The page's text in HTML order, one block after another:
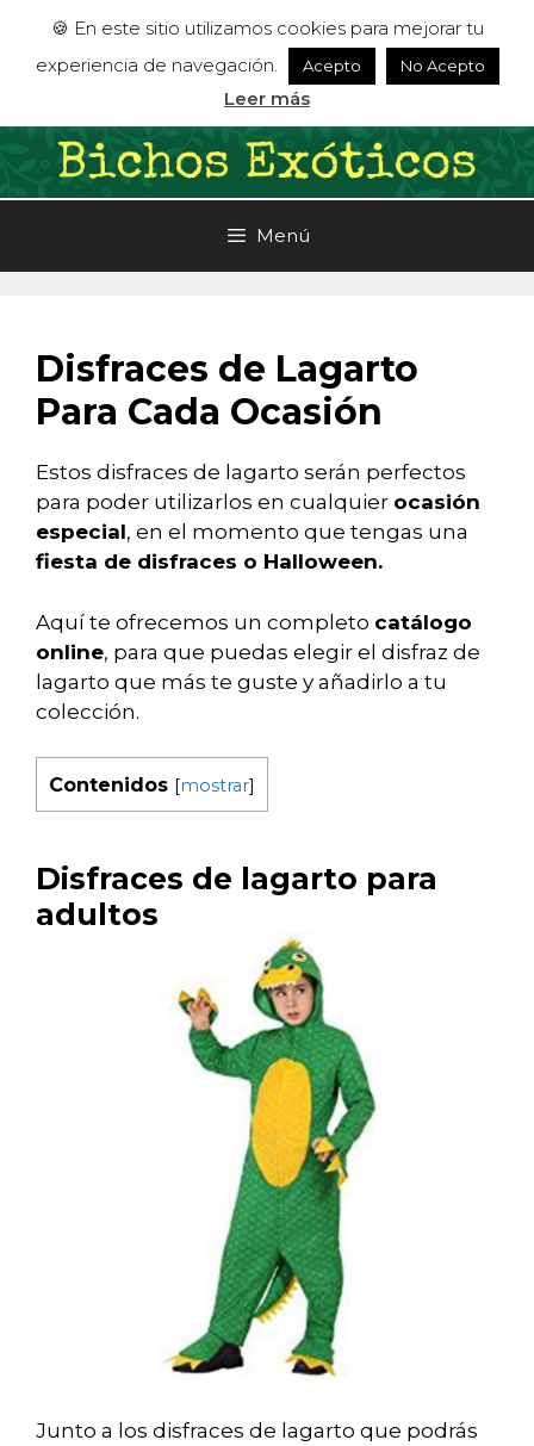
contenido
Menú
Disfraces de Lagarto
Para Cada Ocasión
Estos disfraces de lagarto serán perfectos
para poder utilizarlos en cualquier ocasión
especial, en el momento que tengas una
fiesta de disfraces o Halloween.
Aquí te ofrecemos un completo catálogo
online, para que puedas elegir el disfraz de
lagarto que más te guste y añadirlo a tu
colección.
Contenidos [mostrar]
Disfraces de lagarto para
adultos
Junto a los disfraces de lagarto que podrás
🍪 En este sitio utilizamos cookies para mejorar tu
experiencia de navegación.
Acepto No Acepto
Leer más